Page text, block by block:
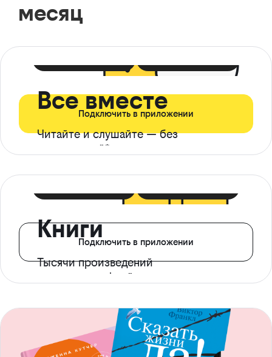
месяц
Все вместе
Читайте и слушайте — без
ограничений*
Подключить в приложении
Книги
Тысячи произведений
с доступом офлайн
Подключить в приложении